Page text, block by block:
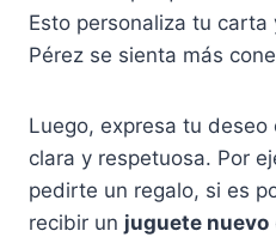
Esto personaliza tu carta
Pérez se sienta más
Luego, expresa tu
clara y respetuosa. Por
pedirte un regalo, si es
recibir un juguete nuevo